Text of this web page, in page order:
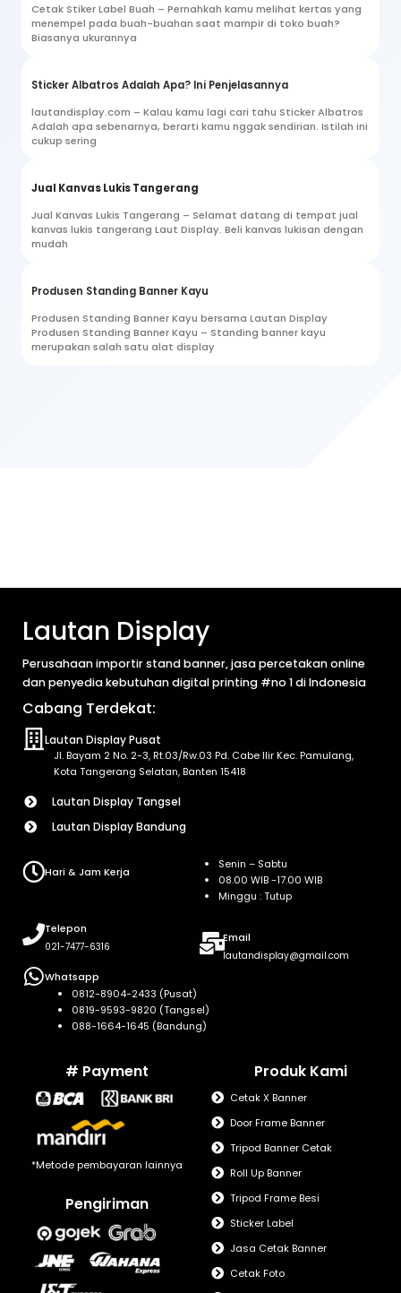
Cetak Stiker Label Buah – Pernahkah kamu melihat kertas yang
menempel pada buah-buahan saat mampir di toko buah?
Biasanya ukurannya
Sticker Albatros Adalah Apa? Ini Penjelasannya
lautandisplay.com – Kalau kamu lagi cari tahu Sticker Albatros
Adalah apa sebenarnya, berarti kamu nggak sendirian. Istilah ini
cukup sering
Jual Kanvas Lukis Tangerang
Jual Kanvas Lukis Tangerang – Selamat datang di tempat jual
kanvas lukis tangerang Laut Display. Beli kanvas lukisan dengan
mudah
Produsen Standing Banner Kayu
Produsen Standing Banner Kayu bersama Lautan Display
Produsen Standing Banner Kayu – Standing banner kayu
merupakan salah satu alat display
Lautan Display
Perusahaan importir stand banner, jasa percetakan online
dan penyedia kebutuhan digital printing #no 1 di Indonesia
Cabang Terdekat:
Lautan Display Pusat
Jl. Bayam 2 No. 2-3, Rt.03/Rw.03 Pd. Cabe Ilir Kec. Pamulang,
Kota Tangerang Selatan, Banten 15418
Lautan Display Tangsel
Lautan Display Bandung
Hari & Jam Kerja
Senin – Sabtu
08.00 WIB -17.00 WIB
Minggu : Tutup
Telepon
021-7477-6316
Email
lautandisplay@gmail.com
Whatsapp
0812-8904-2433 (Pusat)
0819-9593-9820 (Tangsel)
088-1664-1645 (Bandung)
# Payment
*Metode pembayaran lainnya
Pengiriman
Produk Kami
Cetak X Banner
Door Frame Banner
Tripod Banner Cetak
Roll Up Banner
Tripod Frame Besi
Sticker Label
Jasa Cetak Banner
Cetak Foto